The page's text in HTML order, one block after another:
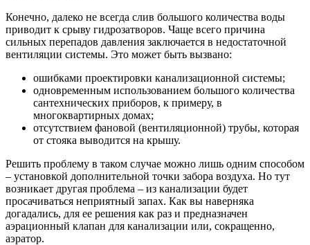
Конечно, далеко не всегда слив большого количества воды
приводит к срыву гидрозатворов. Чаще всего причина
сильных перепадов давления заключается в недостаточной
вентиляции системы. Это может быть вызвано:
ошибками проектировки канализационной системы;
одновременным использованием большого количества
сантехнических приборов, к примеру, в
многоквартирных домах;
отсутствием фановой (вентиляционной) трубы, которая
от стояка выводится на крышу.
Решить проблему в таком случае можно лишь одним способом
– установкой дополнительной точки забора воздуха. Но тут
возникает другая проблема – из канализации будет
просачиваться неприятный запах. Как вы наверняка
догадались, для ее решения как раз и предназначен
аэрационный клапан для канализации или, сокращенно,
аэратор.